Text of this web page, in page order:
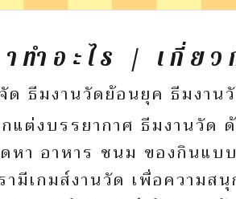
าทำอะไร / เกี่ยว
ด ธีมงานวัดย้อนยุค ธีมงาน
แต่งบรรยากาศ ธีมงานวัด
หา อาหาร ชนม ของกินแบ
ามีเกมส์งานวัด เพื่อความส